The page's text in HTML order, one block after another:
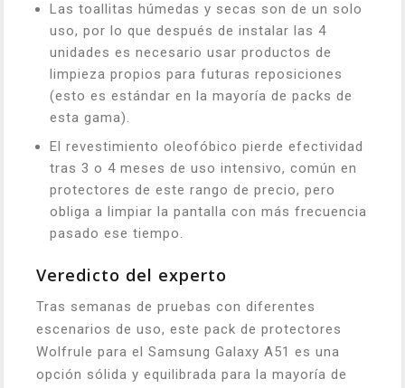
Las toallitas húmedas y secas son de un solo
uso, por lo que después de instalar las 4
unidades es necesario usar productos de
limpieza propios para futuras reposiciones
(esto es estándar en la mayoría de packs de
esta gama).
El revestimiento oleofóbico pierde efectividad
tras 3 o 4 meses de uso intensivo, común en
protectores de este rango de precio, pero
obliga a limpiar la pantalla con más frecuencia
pasado ese tiempo.
Veredicto del experto
Tras semanas de pruebas con diferentes
escenarios de uso, este pack de protectores
Wolfrule para el Samsung Galaxy A51 es una
opción sólida y equilibrada para la mayoría de